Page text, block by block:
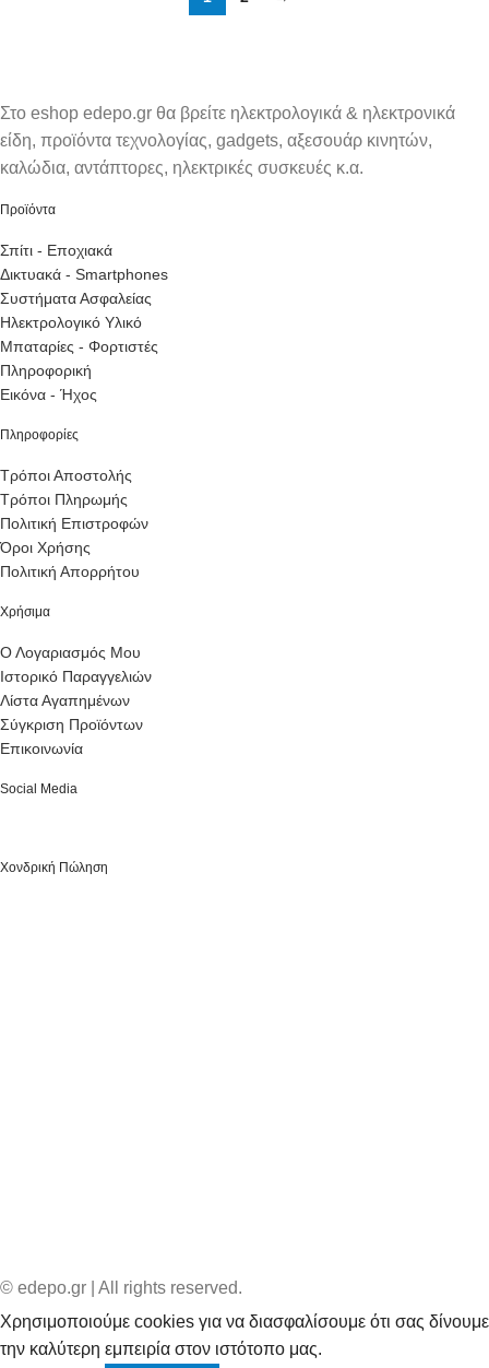
Στο eshop edepo.gr θα βρείτε ηλεκτρολογικά & ηλεκτρονικά
είδη, προϊόντα τεχνολογίας, gadgets, αξεσουάρ κινητών,
καλώδια, αντάπτορες, ηλεκτρικές συσκευές κ.α.
Προϊόντα
Σπίτι - Εποχιακά
Δικτυακά - Smartphones
Συστήματα Ασφαλείας
Ηλεκτρολογικό Υλικό
Μπαταρίες - Φορτιστές
Πληροφορική
Εικόνα - Ήχος
Πληροφορίες
Τρόποι Αποστολής
Τρόποι Πληρωμής
Πολιτική Επιστροφών
Όροι Χρήσης
Πολιτική Απορρήτου
Χρήσιμα
Ο Λογαριασμός Μου
Ιστορικό Παραγγελιών
Λίστα Αγαπημένων
Σύγκριση Προϊόντων
Επικοινωνία
Social Media
Χονδρική Πώληση
© edepo.gr | All rights reserved.
Χρησιμοποιούμε cookies για να διασφαλίσουμε ότι σας δίνουμε
την καλύτερη εμπειρία στον ιστότοπο μας.